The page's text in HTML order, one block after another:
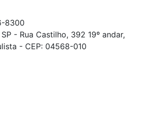
8300
- Rua Castilho, 392 19º andar,
- CEP: 04568-010